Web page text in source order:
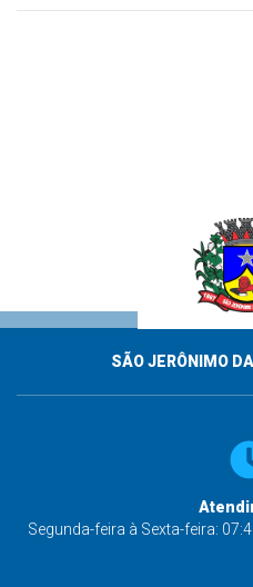
SÃO JERÔNIMO
Segunda-feira à Sexta-feira: